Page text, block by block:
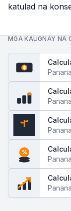
katulad na
MGA KAUGNAY NA
$
%